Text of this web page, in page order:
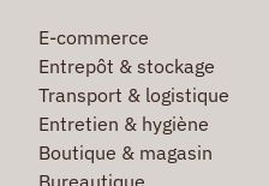
E-commerce
Entrepôt & stockage
Transport & logistique
Entretien & hygiène
Boutique & magasin
Bureautique